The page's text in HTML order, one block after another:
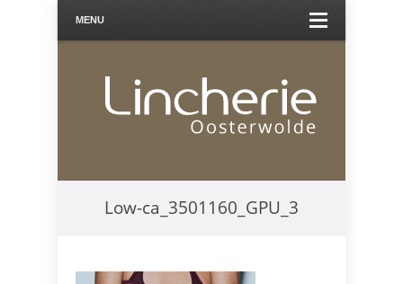
MENU
Low-ca_3501160_GPU_3